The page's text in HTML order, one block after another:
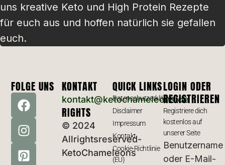
uns kreative Keto und High Protein Rezepte
für euch aus und hoffen natürlich sie gefallen
euch.
FOLGE UNS KONTAKT
kontakt@ketochameleons.de
RIGHTS
© 2024
Allrightsreserved-
KetoChameleons
QUICK LINKS
Datenschutzerklärung
Disclaimer
Impressum
Kontakt
Cookie-Richtlinie
(EU)
LOGIN ODER
REGISTRIEREN
Registriere dich
kostenlos auf
unserer Seite
Benutzername
oder E-Mail-